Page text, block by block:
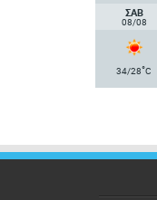
ΣΑΒ
08/08
34/28°C